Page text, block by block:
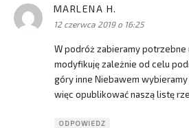
MARLENA H.
12 czerwca 2019 o 16:25
W podróż zabieramy
modyfikuję zależnie od celu
góry inne Niebawem wybieramy
więc opublikować naszą listę
ODPOWIEDZ